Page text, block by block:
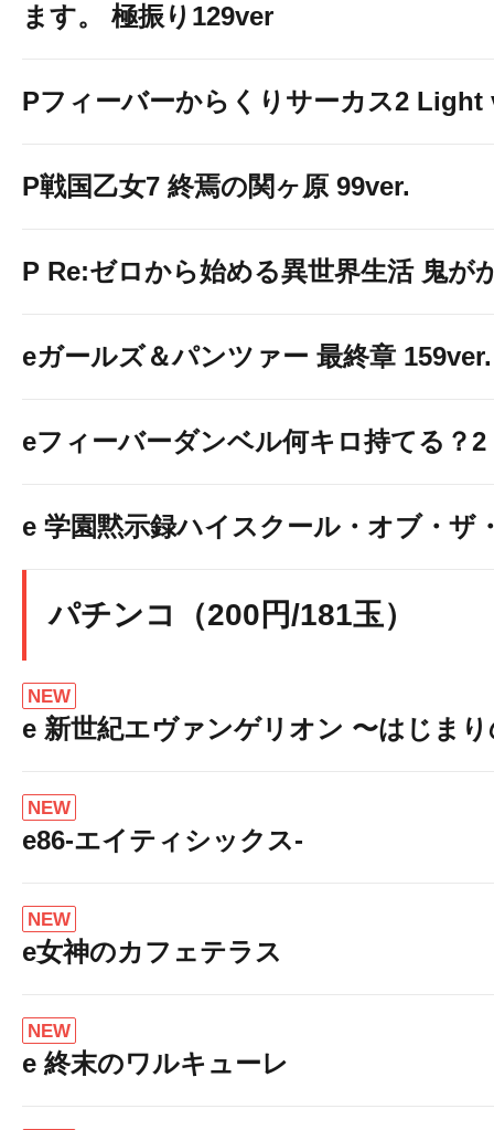
ます。 極振り129ver
Pフィーバーからくりサーカス2 Light
P戦国乙女7 終焉の関ヶ原 99ver.
P Re:ゼロから始める異世界生活 鬼が
eガールズ＆パンツァー 最終章 159ver.
eフィーバーダンベル何キロ持てる？2
e 学園黙示録ハイスクール・オブ・ザ
パチンコ（200円/181玉）
NEW
e 新世紀エヴァンゲリオン 〜はじま
NEW
e86-エイティシックス-
NEW
e女神のカフェテラス
NEW
e 終末のワルキューレ